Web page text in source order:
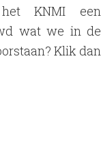
KNMI een
wat we in de
Klik dan